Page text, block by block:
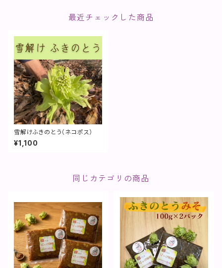
最近チェックした商品
雪解けふきのとう（ネコポス）
¥1,100
同じカテゴリの商品